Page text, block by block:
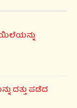
ದತ್ತು ಪಡೆದ